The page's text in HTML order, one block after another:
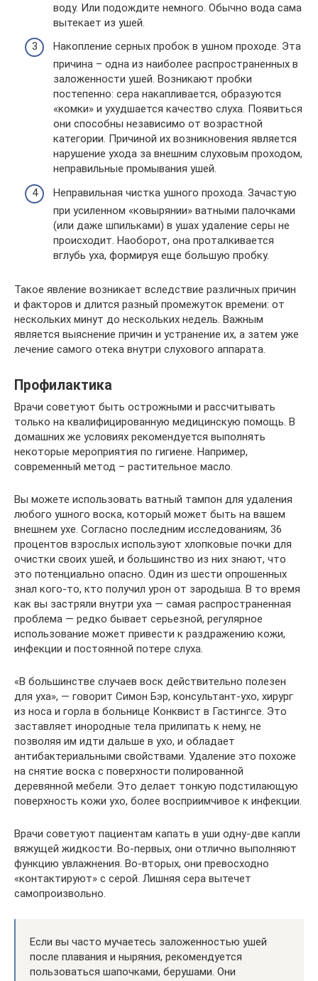
воду. Или подождите немного. Обычно вода сама
вытекает из ушей.
Накопление серных пробок в ушном проходе. Эта
причина – одна из наиболее распространенных в
заложенности ушей. Возникают пробки
постепенно: сера накапливается, образуются
«комки» и ухудшается качество слуха. Появиться
они способны независимо от возрастной
категории. Причиной их возникновения является
нарушение ухода за внешним слуховым проходом,
неправильные промывания ушей.
Неправильная чистка ушного прохода. Зачастую
при усиленном «ковырянии» ватными палочками
(или даже шпильками) в ушах удаление серы не
происходит. Наоборот, она проталкивается
вглубь уха, формируя еще большую пробку.
Такое явление возникает вследствие различных причин
и факторов и длится разный промежуток времени: от
нескольких минут до нескольких недель. Важным
является выяснение причин и устранение их, а затем уже
лечение самого отека внутри слухового аппарата.
Профилактика
Врачи советуют быть острожными и рассчитывать
только на квалифицированную медицинскую помощь. В
домашних же условиях рекомендуется выполнять
некоторые мероприятия по гигиене. Например,
современный метод – растительное масло.
Вы можете использовать ватный тампон для удаления
любого ушного воска, который может быть на вашем
внешнем ухе. Согласно последним исследованиям, 36
процентов взрослых используют хлопковые почки для
очистки своих ушей, и большинство из них знают, что
это потенциально опасно. Один из шести опрошенных
знал кого-то, кто получил урон от зародыша. В то время
как вы застряли внутри уха — самая распространенная
проблема — редко бывает серьезной, регулярное
использование может привести к раздражению кожи,
инфекции и постоянной потере слуха.
«В большинстве случаев воск действительно полезен
для уха», — говорит Симон Бэр, консультант-ухо, хирург
из носа и горла в больнице Конквист в Гастингсе. Это
заставляет инородные тела прилипать к нему, не
позволяя им идти дальше в ухо, и обладает
антибактериальными свойствами. Удаление это похоже
на снятие воска с поверхности полированной
деревянной мебели. Это делает тонкую подстилающую
поверхность кожи ухо, более восприимчивое к инфекции.
Врачи советуют пациентам капать в уши одну-две капли
вяжущей жидкости. Во-первых, они отлично выполняют
функцию увлажнения. Во-вторых, они превосходно
«контактируют» с серой. Лишняя сера вытечет
самопроизвольно.
Если вы часто мучаетесь заложенностью ушей
после плавания и ныряния, рекомендуется
пользоваться шапочками, берушами. Они